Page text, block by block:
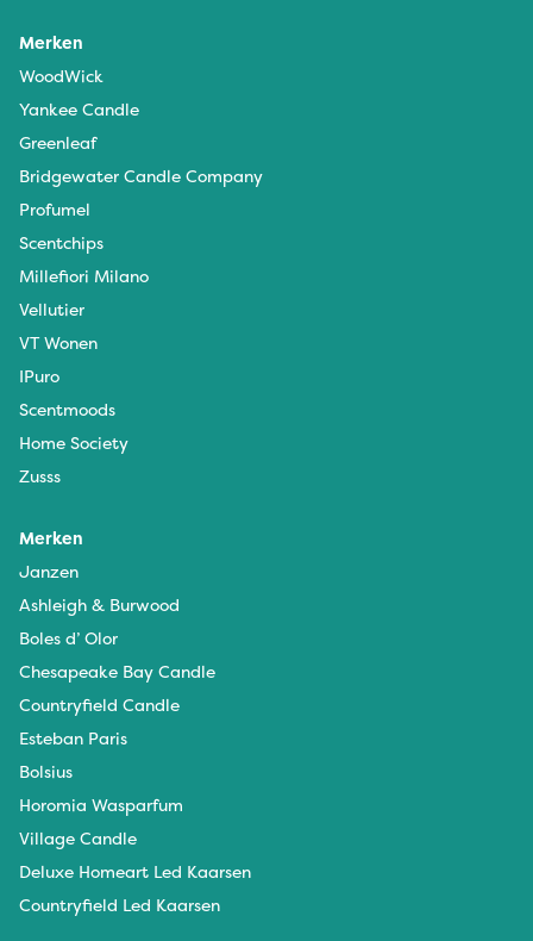
Merken
WoodWick
Yankee Candle
Greenleaf
Bridgewater Candle Company
Profumel
Scentchips
Millefiori Milano
Vellutier
VT Wonen
IPuro
Scentmoods
Home Society
Zusss
Merken
Janzen
Ashleigh & Burwood
Boles d’ Olor
Chesapeake Bay Candle
Countryfield Candle
Esteban Paris
Bolsius
Horomia Wasparfum
Village Candle
Deluxe Homeart Led Kaarsen
Countryfield Led Kaarsen